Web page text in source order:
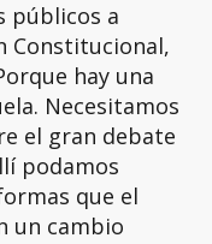
públicos a
Constitucional,
hay una
Necesitamos
el gran debate
podamos
que el
un cambio